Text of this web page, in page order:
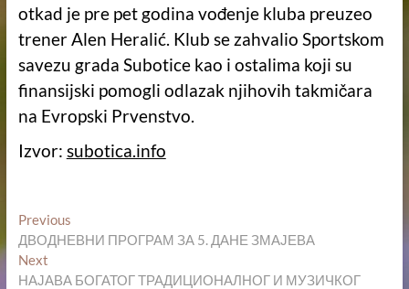
otkad je pre pet godina vođenje kluba preuzeo
trener Alen Heralić. Klub se zahvalio Sportskom
savezu grada Subotice kao i ostalima koji su
finansijski pomogli odlazak njihovih takmičara
na Evropski Prvenstvo.
Izvor: subotica.info
Кретање
чланка
PreviousPrevious
post:
ДВОДНЕВНИ ПРОГРАМ ЗА 5. ДАНЕ ЗМАЈЕВА
NextNext
post:
НАЈАВА БОГАТОГ ТРАДИЦИОНАЛНОГ И МУЗИЧКОГ